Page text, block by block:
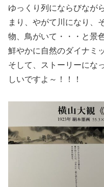
ゆっくり列にならびなが
まり、やがて川になり、
物、鳥がいて・・・と景
鮮やかに自然のダイナミ
そして、ストーリーにな
しいですよ～！！！